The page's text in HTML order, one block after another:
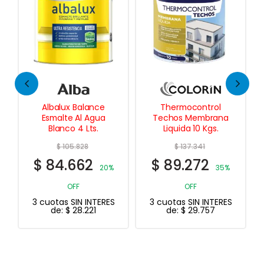
Thermocontrol
Techos Membrana
Liquida 10 Kgs.
$137.341
$89.272
35%
3 cuotas SIN INTERES
de:$29.757
Brikol Ladrillos
Protector 10 Lts.
$207.989
$166.391
20%
3 cuotas SIN INTERES
de:$55.464